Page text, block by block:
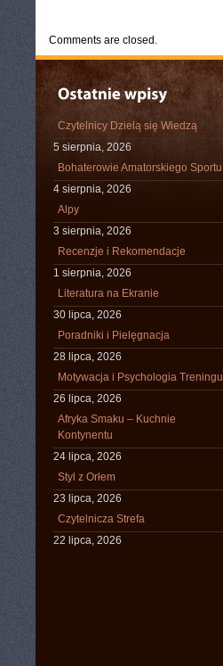
Comments are closed.
Czytelnicy Dzielą się Wiedzą
5 sierpnia, 2026
Bohaterowie Amatorskiego Sportu
4 sierpnia, 2026
Alpy
3 sierpnia, 2026
Recenzje i Rekomendacje
1 sierpnia, 2026
Literatura na Ekranie
30 lipca, 2026
Poradniki i Pielęgnacja
28 lipca, 2026
Motywacja i Psychologia Treningu
26 lipca, 2026
Afryka Smaku – Kuchnie
Kontynentu
24 lipca, 2026
Styl z Orłem
23 lipca, 2026
Czytelnicza Strefa
22 lipca, 2026